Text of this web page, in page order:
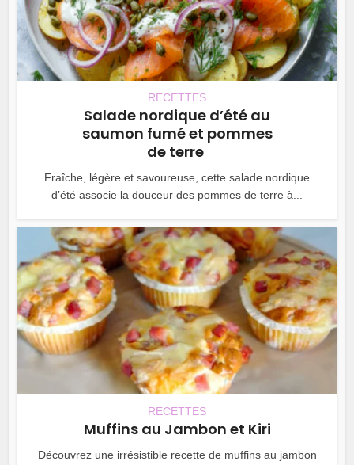
RECETTES
Salade nordique d’été au
saumon fumé et pommes
de terre
Fraîche, légère et savoureuse, cette salade nordique
d’été associe la douceur des pommes de terre à...
RECETTES
Muffins au Jambon et Kiri
Découvrez une irrésistible recette de muffins au jambon